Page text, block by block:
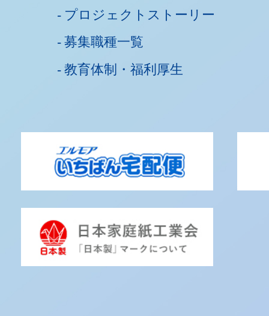
プロジェクトストーリー
募集職種一覧
教育体制・福利厚生